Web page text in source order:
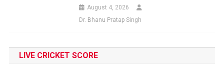
August 4, 2026
Dr. Bhanu Pratap Singh
LIVE CRICKET SCORE